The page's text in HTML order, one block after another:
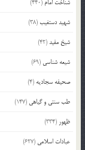
شناخت امام (440)
شهید دستغیب(38)
شیخ مفید(42)
شیعه شناسی (69)
صحیفه سجادیه (4)
طب سنتی و گیاهی (147)
ظهور (334)
عبادات اسلامی (627)